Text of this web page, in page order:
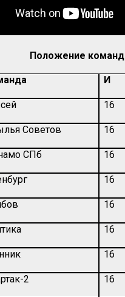
Положение команд
И
16
Советов 16
СПб 16
16
16
16
16
2 16